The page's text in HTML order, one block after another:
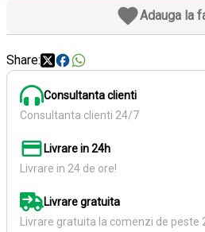
Adauga la
Share:
Consultanta clienti
Consultanta clienti 24/7
Livrare in 24h
Livrare in 24 de ore!
Livrare gratuita
Livrare gratuita la comenzi de peste